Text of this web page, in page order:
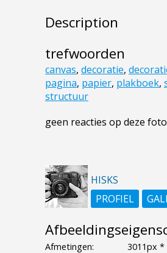
Description
trefwoorden
canvas, decoratie,
pagina, papier, plakboek,
structuur
geen reacties op deze foto
HISKS
PROFIEL
Afmetingen:
3011px *